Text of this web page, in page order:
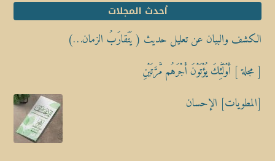
أحدث المجلات
الكشف والبيان عن تعليل حديث ( يَتَقارَبُ الزمان…)
[ مجلة ] أُوْلَٰٓئِكَ يُؤْتَوْنَ أَجْرَهُم مَّرَّتَيْنِ
[المطويات] الإحسان